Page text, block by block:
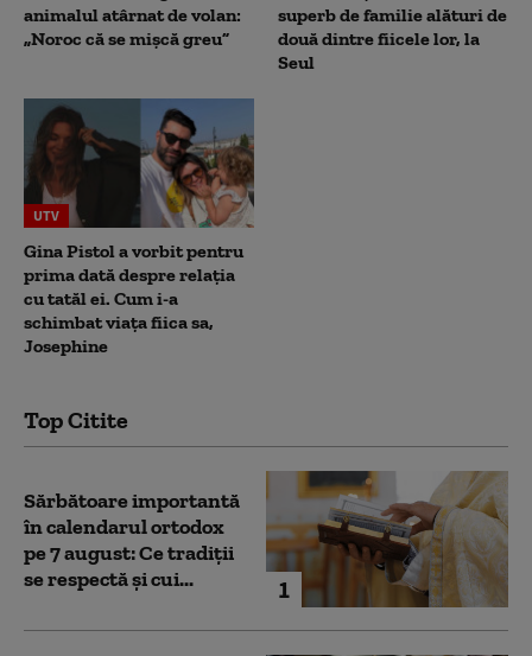
animalul atârnat de volan:
„Noroc că se mișcă greu”
superb de familie alături de
două dintre fiicele lor, la
Seul
UTV
Gina Pistol a vorbit pentru
prima dată despre relația
cu tatăl ei. Cum i-a
schimbat viața fiica sa,
Josephine
Top Citite
1
Sărbătoare importantă
în calendarul ortodox
pe 7 august: Ce tradiții
se respectă și cui...